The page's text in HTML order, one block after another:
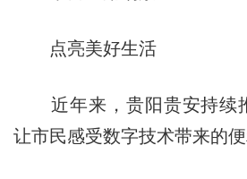
点亮美好生活
近年来，贵阳贵安持续
让市民感受数字技术带来的便